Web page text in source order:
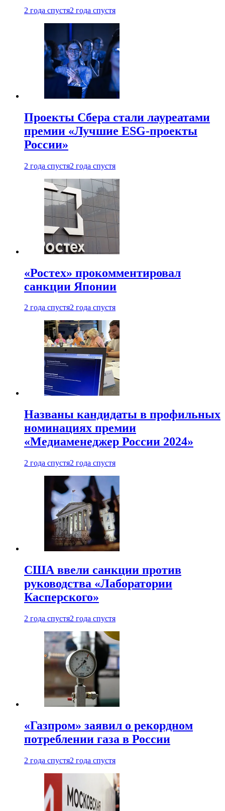
2 года спустя2 года спустя
Проекты Сбера стали лауреатами
премии «Лучшие ESG-проекты
России»
2 года спустя2 года спустя
«Ростех» прокомментировал
санкции Японии
2 года спустя2 года спустя
Названы кандидаты в профильных
номинациях премии
«Медиаменеджер России 2024»
2 года спустя2 года спустя
США ввели санкции против
руководства «Лаборатории
Касперского»
2 года спустя2 года спустя
«Газпром» заявил о рекордном
потреблении газа в России
2 года спустя2 года спустя